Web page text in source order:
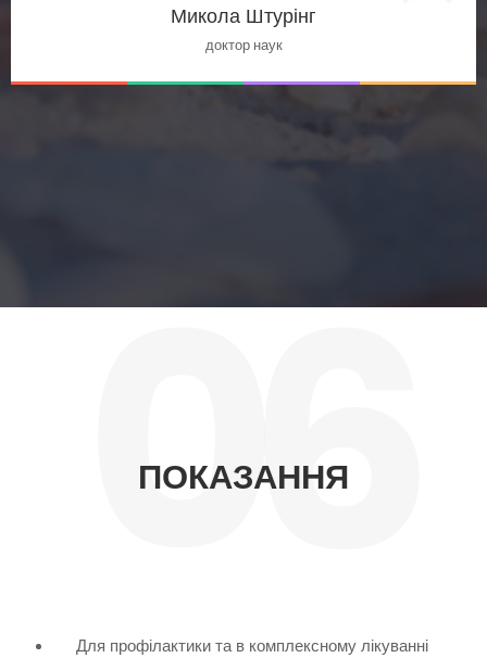
Микола Штурінг
доктор наук
06
ПОКАЗАННЯ
Для профілактики та в комплексному лікуванні